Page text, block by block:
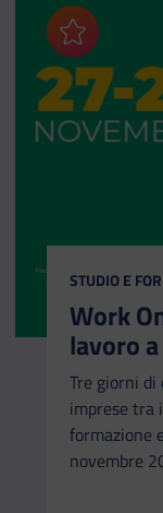
Aggiungi ai
CATEGORIA:
STUDIO E
Work
lavoro
Tre giorni
imprese tra
formazione
novembre